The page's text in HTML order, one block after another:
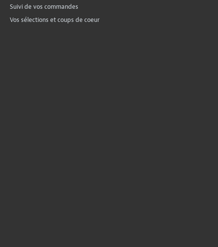
Suivi de vos commandes
Vos sélections et coups de coeur